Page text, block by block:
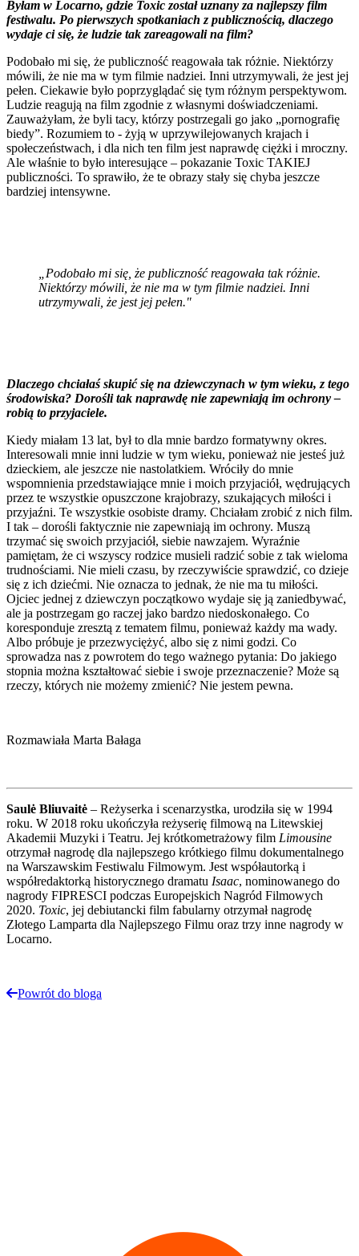
Byłam w Locarno, gdzie Toxic został uznany za najlepszy film
festiwalu. Po pierwszych spotkaniach z publicznością, dlaczego
wydaje ci się, że ludzie tak zareagowali na film?
Podobało mi się, że publiczność reagowała tak różnie. Niektórzy
mówili, że nie ma w tym filmie nadziei. Inni utrzymywali, że jest jej
pełen. Ciekawie było poprzyglądać się tym różnym perspektywom.
Ludzie reagują na film zgodnie z własnymi doświadczeniami.
Zauważyłam, że byli tacy, którzy postrzegali go jako „pornografię
biedy”. Rozumiem to - żyją w uprzywilejowanych krajach i
społeczeństwach, i dla nich ten film jest naprawdę ciężki i mroczny.
Ale właśnie to było interesujące – pokazanie Toxic TAKIEJ
publiczności. To sprawiło, że te obrazy stały się chyba jeszcze
bardziej intensywne.
„Podobało mi się, że publiczność reagowała tak różnie.
Niektórzy mówili, że nie ma w tym filmie nadziei. Inni
utrzymywali, że jest jej pełen."
Dlaczego chciałaś skupić się na dziewczynach w tym wieku, z tego
środowiska? Dorośli tak naprawdę nie zapewniają im ochrony –
robią to przyjaciele.
Kiedy miałam 13 lat, był to dla mnie bardzo formatywny okres.
Interesowali mnie inni ludzie w tym wieku, ponieważ nie jesteś już
dzieckiem, ale jeszcze nie nastolatkiem. Wróciły do mnie
wspomnienia przedstawiające mnie i moich przyjaciół, wędrujących
przez te wszystkie opuszczone krajobrazy, szukających miłości i
przyjaźni. Te wszystkie osobiste dramy. Chciałam zrobić z nich film.
I tak – dorośli faktycznie nie zapewniają im ochrony. Muszą
trzymać się swoich przyjaciół, siebie nawzajem. Wyraźnie
pamiętam, że ci wszyscy rodzice musieli radzić sobie z tak wieloma
trudnościami. Nie mieli czasu, by rzeczywiście sprawdzić, co dzieje
się z ich dziećmi. Nie oznacza to jednak, że nie ma tu miłości.
Ojciec jednej z dziewczyn początkowo wydaje się ją zaniedbywać,
ale ja postrzegam go raczej jako bardzo niedoskonałego. Co
koresponduje zresztą z tematem filmu, ponieważ każdy ma wady.
Albo próbuje je przezwyciężyć, albo się z nimi godzi. Co
sprowadza nas z powrotem do tego ważnego pytania: Do jakiego
stopnia można kształtować siebie i swoje przeznaczenie? Może są
rzeczy, których nie możemy zmienić? Nie jestem pewna.
Rozmawiała Marta Bałaga
Saulė Bliuvaitė – Reżyserka i scenarzystka, urodziła się w 1994
roku. W 2018 roku ukończyła reżyserię filmową na Litewskiej
Akademii Muzyki i Teatru. Jej krótkometrażowy film Limousine
otrzymał nagrodę dla najlepszego krótkiego filmu dokumentalnego
na Warszawskim Festiwalu Filmowym. Jest współautorką i
współredaktorką historycznego dramatu Isaac, nominowanego do
nagrody FIPRESCI podczas Europejskich Nagród Filmowych
2020. Toxic, jej debiutancki film fabularny otrzymał nagrodę
Złotego Lamparta dla Najlepszego Filmu oraz trzy inne nagrody w
Locarno.
Powrót do bloga